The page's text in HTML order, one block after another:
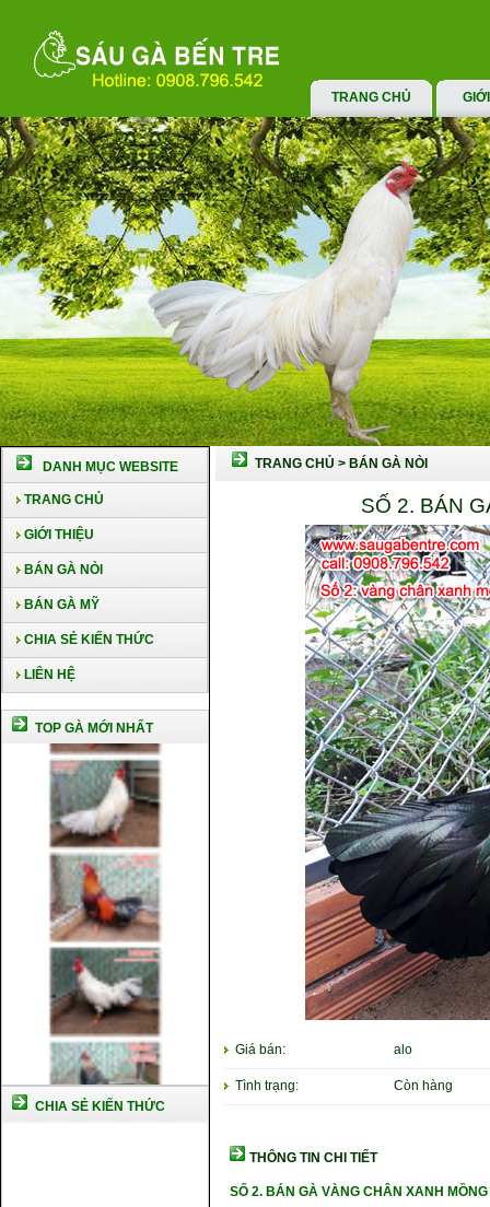
TRANG CHỦ
DANH MỤC WEBSITE
TRANG CHỦ
GIỚI THIỆU
BÁN GÀ NÒI
BÁN GÀ MỸ
CHIA SẺ KIẾN THỨC
LIÊN HỆ
TOP GÀ MỚI NHẤT
CHIA SẺ KIẾN THỨC
TRANG CHỦ > BÁN GÀ NÒI
SỐ 2. BÁN
Giá bán: alo
Tình trạng: Còn hàng
THÔNG TIN CHI TIẾT
SỐ 2. BÁN GÀ VÀNG CHÂN XANH